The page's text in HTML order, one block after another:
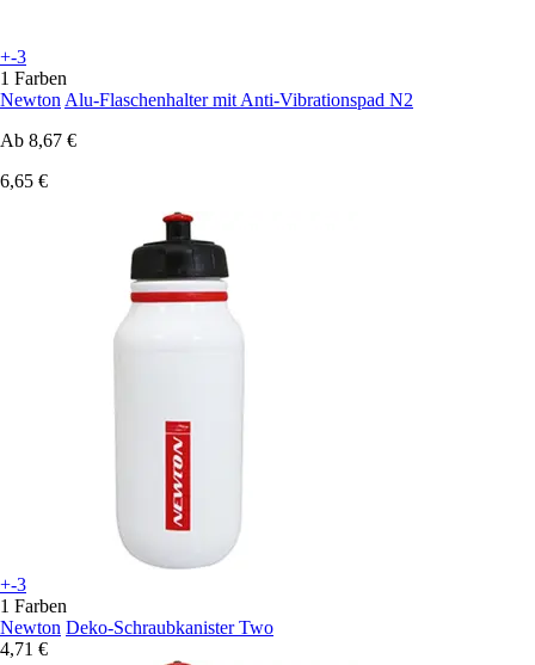
+-3
1 Farben
Newton Alu-Flaschenhalter mit Anti-Vibrationspad N2
Ab 8,67 €
6,65 €
+-3
1 Farben
Newton Deko-Schraubkanister Two
4,71 €